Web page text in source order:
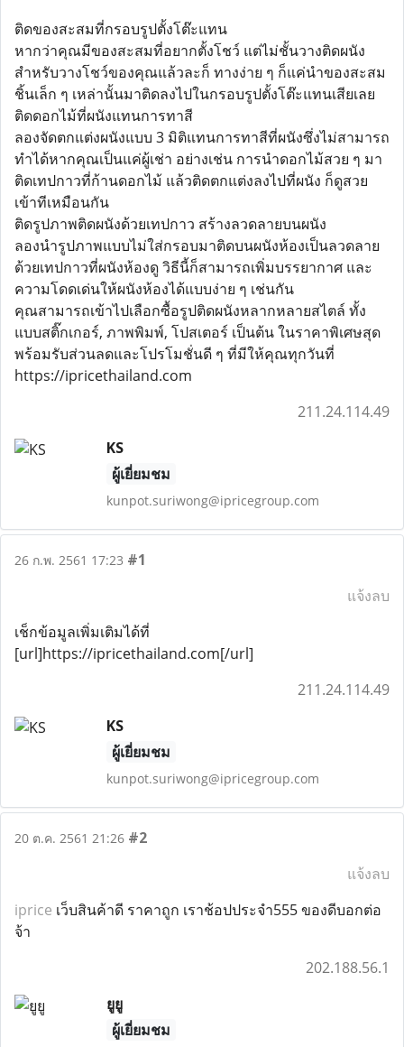
ติดของสะสมที่กรอบรูปตั้งโต๊ะแทน
หากว่าคุณมีของสะสมที่อยากตั้งโชว์ แต่ไม่ชั้นวางติดผนัง
สำหรับวางโชว์ของคุณแล้วละก็ ทางง่าย ๆ ก็แค่นำของสะสม
ชิ้นเล็ก ๆ เหล่านั้นมาติดลงไปในกรอบรูปตั้งโต๊ะแทนเสียเลย
ติดดอกไม้ที่ผนังแทนการทาสี
ลองจัดตกแต่งผนังแบบ 3 มิติแทนการทาสีที่ผนังซึ่งไม่สามารถ
ทำได้หากคุณเป็นแค่ผู้เช่า อย่างเช่น การนำดอกไม้สวย ๆ มา
ติดเทปกาวที่ก้านดอกไม้ แล้วติดตกแต่งลงไปที่ผนัง ก็ดูสวย
เข้าทีเหมือนกัน
ติดรูปภาพติดผนังด้วยเทปกาว สร้างลวดลายบนผนัง
ลองนำรูปภาพแบบไม่ใส่กรอบมาติดบนผนังห้องเป็นลวดลาย
ด้วยเทปกาวที่ผนังห้องดู วิธีนี้ก็สามารถเพิ่มบรรยากาศ และ
ความโดดเด่นให้ผนังห้องได้แบบง่าย ๆ เช่นกัน
คุณสามารถเข้าไปเลือกซื้อรูปติดผนังหลากหลายสไตล์ ทั้ง
แบบสติ๊กเกอร์, ภาพพิมพ์, โปสเตอร์ เป็นต้น ในราคาพิเศษสุด
พร้อมรับส่วนลดและโปรโมชั่นดี ๆ ที่มีให้คุณทุกวันที่
https://ipricethailand.com
211.24.114.49
KS
ผู้เยี่ยมชม
kunpot.suriwong@ipricegroup.com
26 ก.พ. 2561 17:23 #1
แจ้งลบ
เช็กข้อมูลเพิ่มเติมได้ที่
[url]https://ipricethailand.com[/url]
211.24.114.49
KS
ผู้เยี่ยมชม
kunpot.suriwong@ipricegroup.com
20 ต.ค. 2561 21:26 #2
แจ้งลบ
iprice เว็บสินค้าดี ราคาถูก เราช้อปประจำ555 ของดีบอกต่อ
จ้า
202.188.56.1
ยูยู
ผู้เยี่ยมชม